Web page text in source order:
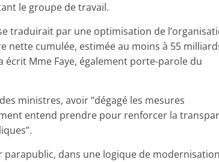
le groupe de travail.
traduirait par une optimisation de
nette cumulée, estimée au moins à 55
écrit Mme Faye, également porte-parole du
ministres, avoir ‘’dégagé les mesures
entend prendre pour renforcer la
parapublic, dans une logique de